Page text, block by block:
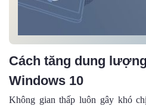
Cách tăng dung
Windows 10
Không gian thấp luôn gây khó